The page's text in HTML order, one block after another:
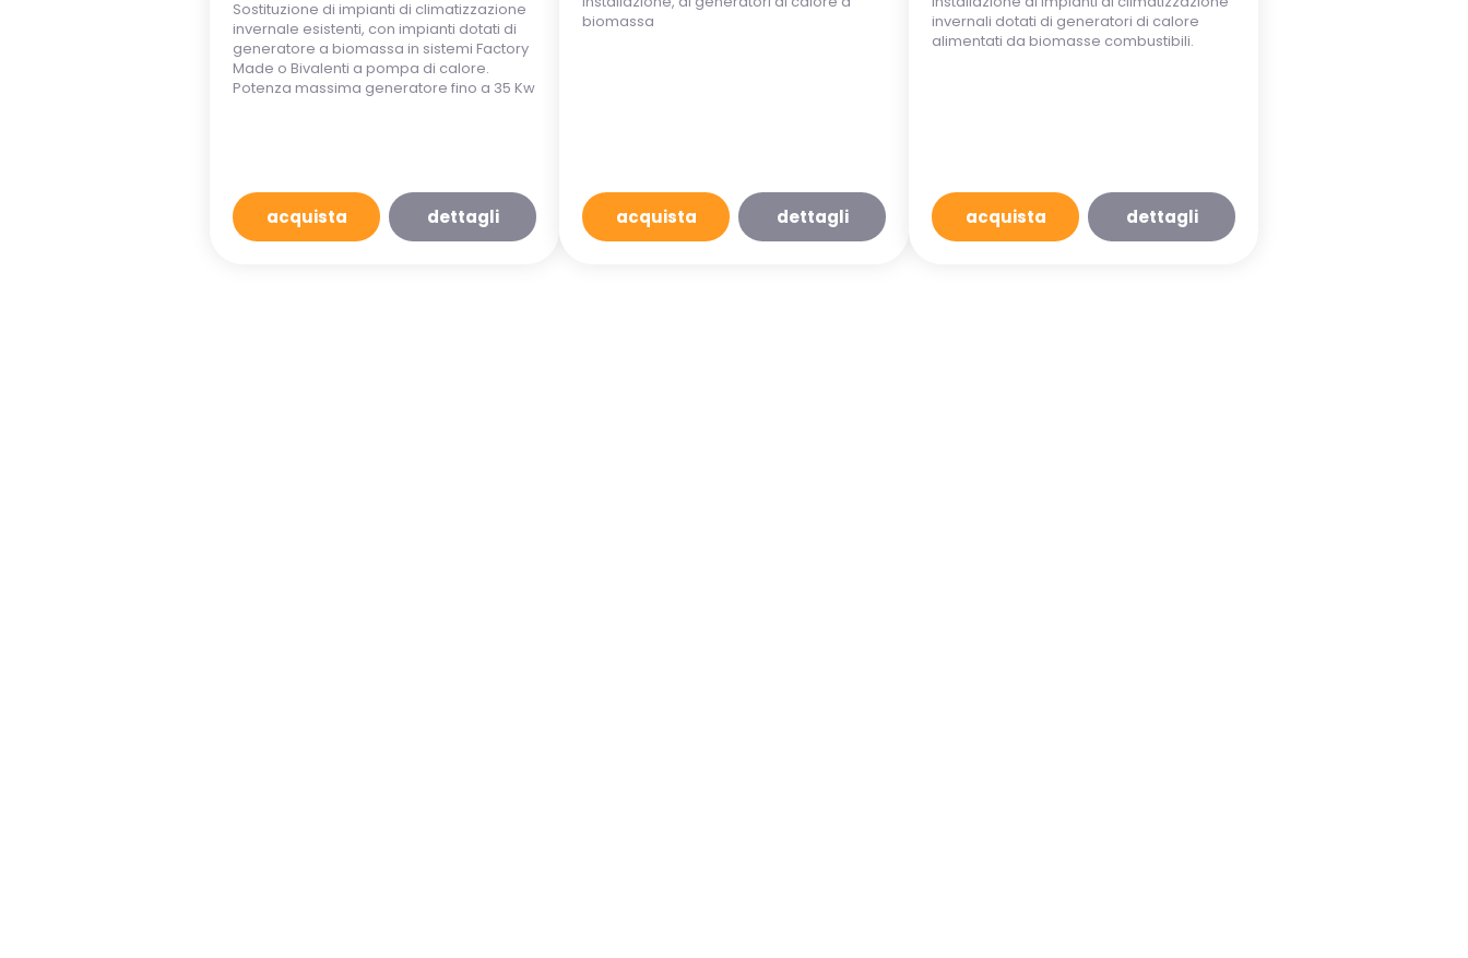
Sostituzione di impianti di climatizzazione
invernale esistenti, con impianti dotati di
generatore a biomassa in sistemi Factory
Made o Bivalenti a pompa di calore.
Potenza massima generatore fino a 35 Kw
acquista dettagli
biomassa
acquista dettagli
invernali dotati di generatori di calore
alimentati da biomasse combustibili.
acquista dettagli